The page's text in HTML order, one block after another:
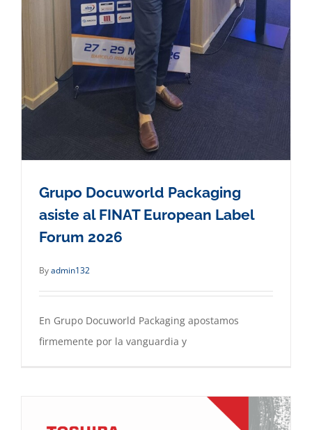
Grupo Docuworld Packaging
asiste al FINAT European Label
Forum 2026
Byadmin132
En Grupo Docuworld Packaging apostamos
firmemente por la vanguardia y